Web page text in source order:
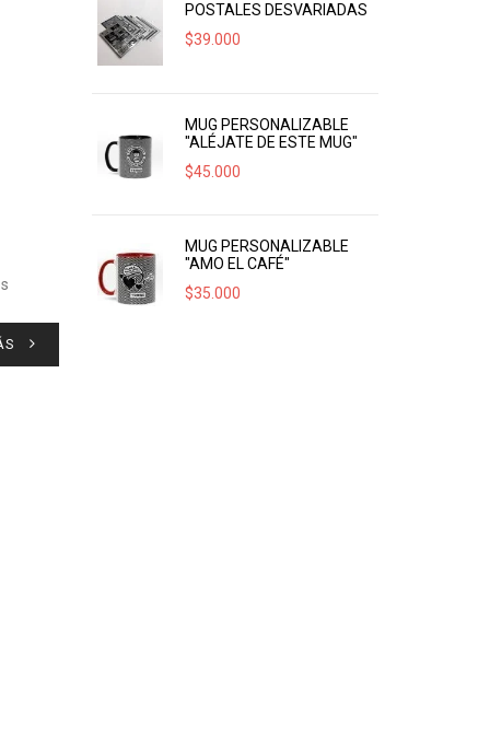
POSTALES DESVARIADAS
$39.000
MUG PERSONALIZABLE
"ALÉJATE DE ESTE MUG"
$45.000
MUG PERSONALIZABLE
"AMO EL CAFÉ"
$35.000